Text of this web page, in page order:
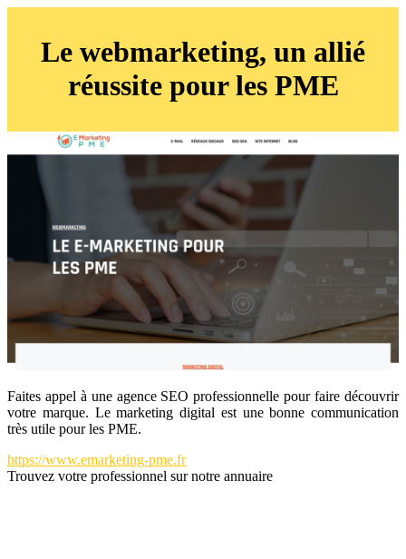
Le webmarketing, un allié
réussite pour les PME
Faites appel à une agence SEO professionnelle pour faire découvrir
votre marque. Le marketing digital est une bonne communication
très utile pour les PME.
https://www.emarketing-pme.fr
Trouvez votre professionnel sur notre annuaire